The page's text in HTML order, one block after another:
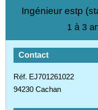
Ingénieur estp
1 à 3
Contact
Réf. EJ701261022
94230 Cachan